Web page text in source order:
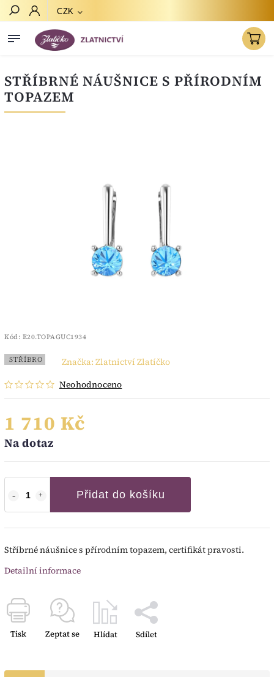
CZK
STŘÍBRNÉ NÁUŠNICE S PŘÍRODNÍM
TOPAZEM
Kód: E20.TOPAGUC1934
STŘÍBRO
Neohodnoceno
Značka: Zlatnictví Zlatíčko
1 710 Kč
Na dotaz
Přidat do košíku
Stříbrné náušnice s přírodním topazem, certifikát pravosti.
Detailní informace
Tisk Zeptat se Hlídat Sdílet